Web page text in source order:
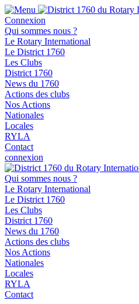
Connexion
Qui sommes nous ?
Le Rotary International
Le District 1760
Les Clubs
District 1760
News du 1760
Actions des clubs
Nos Actions
Nationales
Locales
RYLA
Contact
connexion
Qui sommes nous ?
Le Rotary International
Le District 1760
Les Clubs
District 1760
News du 1760
Actions des clubs
Nos Actions
Nationales
Locales
RYLA
Contact